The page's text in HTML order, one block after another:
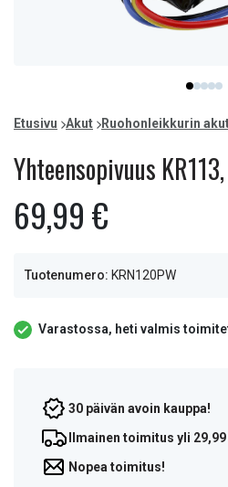
item
0
item
1
item
234
of
Etusivu Akut Ruohonleikkurin
Yhteensopivuus
69,99 €
Tuotenumero: KRN120PW
Varastossa, heti valmis
30 päivän avoin kauppa!
Ilmainen toimitus yli
Nopea toimitus!